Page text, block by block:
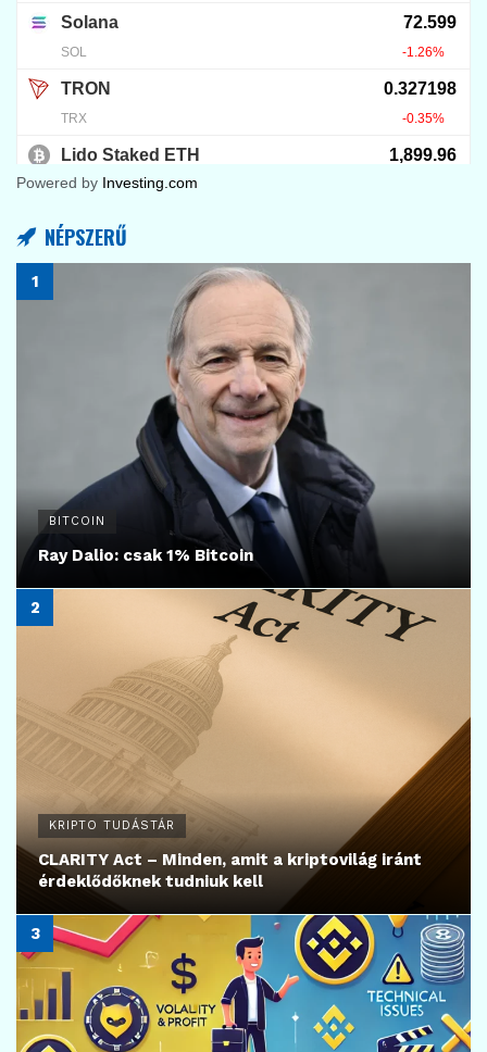
Powered by Investing.com
NÉPSZERŰ
BITCOIN
Ray Dalio: csak 1% Bitcoin
KRIPTO TUDÁSTÁR
CLARITY Act – Minden, amit a kriptovilág iránt
érdeklődőknek tudniuk kell